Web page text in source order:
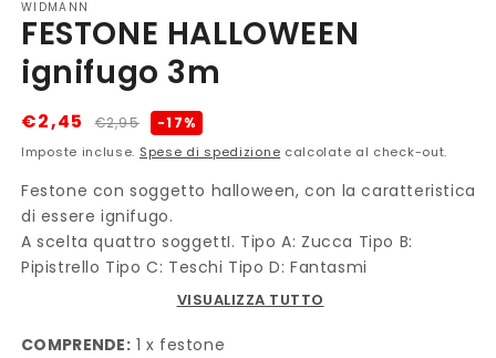
WIDMANN
FESTONE HALLOWEEN
ignifugo 3m
Prezzo
di
€2,95
Prezzo
scontato
€2,45 -17%
Imposte incluse. Spese di spedizione calcolate al check-out.
Festone con soggetto halloween, con la caratteristica
di essere ignifugo.
A scelta quattro soggettI. Tipo A: Zucca Tipo B:
Pipistrello Tipo C: Teschi Tipo D: Fantasmi
VISUALIZZA TUTTO
COMPRENDE: 1 x festone